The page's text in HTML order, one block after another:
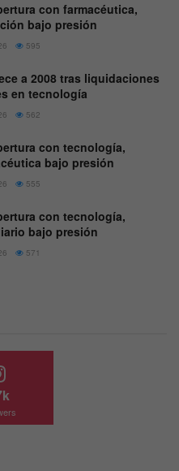
con farmacéutica,
bajo presión
595
a 2008 tras liquidaciones
en tecnología
562
con tecnología,
bajo presión
555
con tecnología,
bajo presión
571